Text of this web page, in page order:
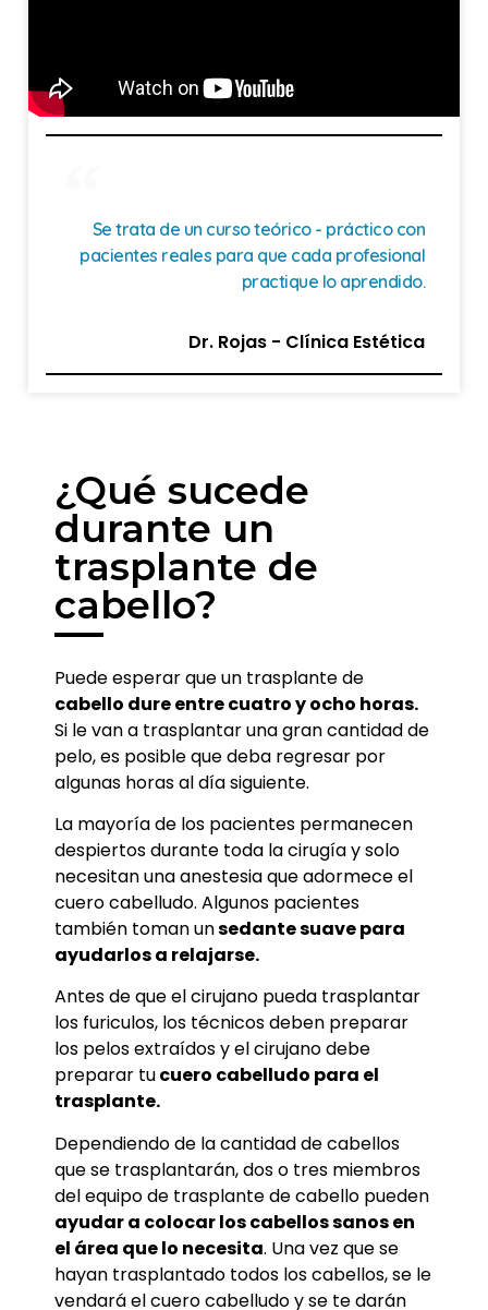
Se trata de un curso teórico - práctico con
pacientes reales para que cada profesional
practique lo aprendido.
Dr. Rojas - Clínica Estética
¿Qué sucede
durante un
trasplante de
cabello?
Puede esperar que un trasplante de
cabello dure entre cuatro y ocho horas.
Si le van a trasplantar una gran cantidad de
pelo, es posible que deba regresar por
algunas horas al día siguiente.
La mayoría de los pacientes permanecen
despiertos durante toda la cirugía y solo
necesitan una anestesia que adormece el
cuero cabelludo. Algunos pacientes
también toman unsedante suave para
ayudarlos a relajarse.
Antes de que el cirujano pueda trasplantar
los furiculos, los técnicos deben preparar
los pelos extraídos y el cirujano debe
preparar tucuero cabelludo para el
trasplante.
Dependiendo de la cantidad de cabellos
que se trasplantarán, dos o tres miembros
del equipo de trasplante de cabello pueden
ayudar a colocar los cabellos sanos en
el área que lo necesita. Una vez que se
hayan trasplantado todos los cabellos, se le
vendará el cuero cabelludo y se te darán